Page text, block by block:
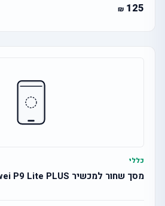
125
כללי
מסך שחור למכשיר Huawei P9 Lite PLUS